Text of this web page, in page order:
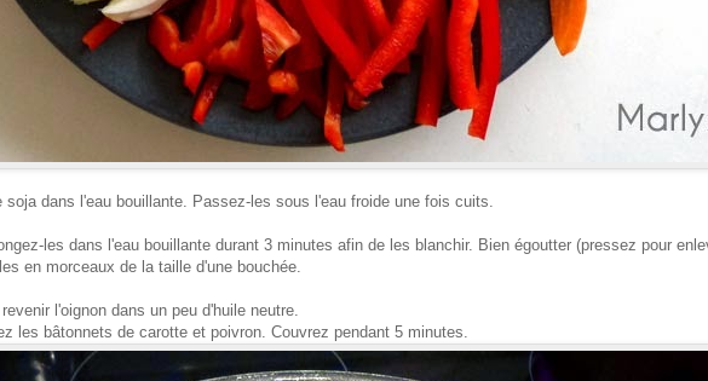
dans l'eau bouillante. Passez-les sous l'eau froide une fois cuits.
les dans l'eau bouillante durant 3 minutes afin de les blanchir. Bien égoutter (pressez pour
en morceaux de la taille d'une bouchée.
l'oignon dans un peu d'huile neutre.
les bâtonnets de carotte et poivron. Couvrez pendant 5 minutes.